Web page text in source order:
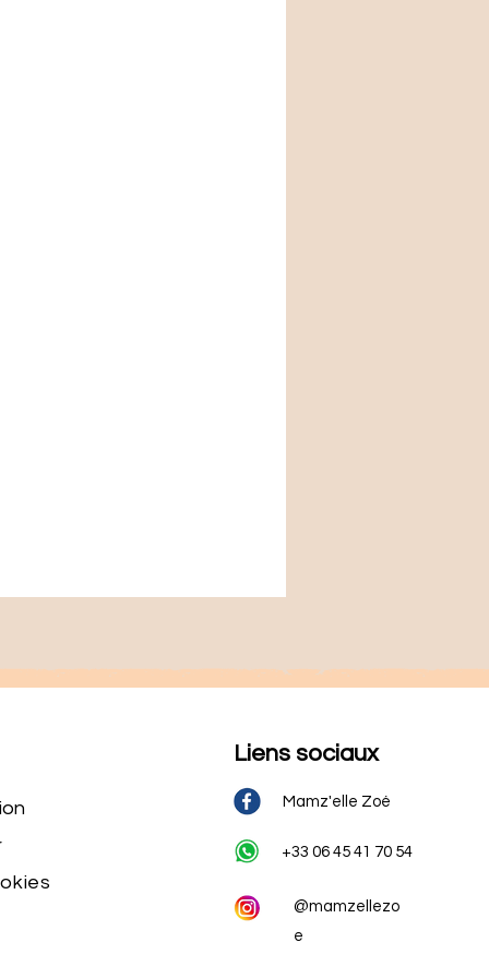
Liens sociaux
Mamz'elle Zoé
+33 06 45 41 70 54
@mamzellezo
e